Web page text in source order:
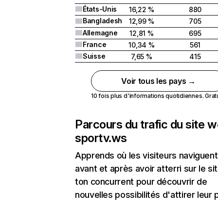
États-Unis
16,22 %
880
Bangladesh
12,99 %
705
Allemagne
12,81 %
695
France
10,34 %
561
Suisse
7,65 % 415
Voir tous les pays →
10 fois plus d'informations quotidiennes.
Parcours du trafic du site
sportv.ws
Apprends où les visiteurs naviguent
avant et après avoir atterri sur le
ton concurrent pour découvrir de
nouvelles possibilités d'attirer leur